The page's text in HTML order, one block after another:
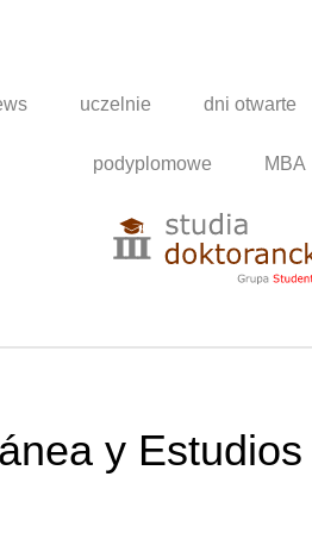
uczelnie dni otwarte
podyplomowe MBA
y